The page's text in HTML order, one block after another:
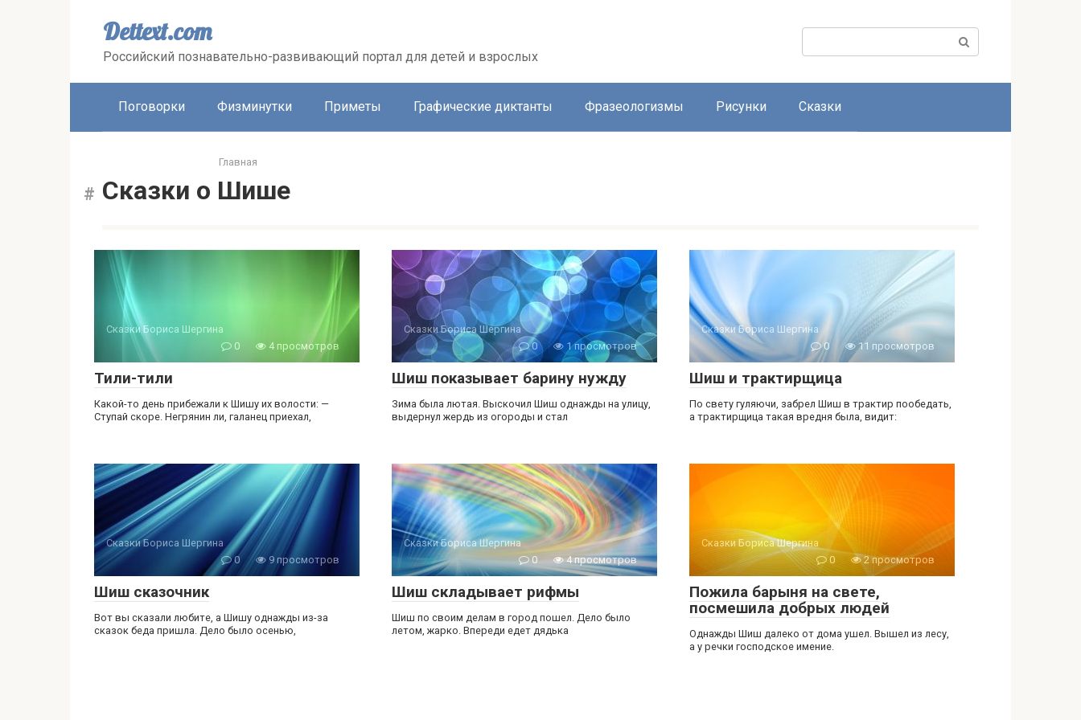
Dettext.com
Российский познавательно-развивающий портал для детей и взрослых
Поиск:
Поговорки Физминутки Приметы Графические диктанты Фразеологизмы Рисунки Сказки
Главная
Сказки о Шише
Сказки Бориса Шергина
0
4 просмотров
Тили-тили
Какой-то день прибежали к Шишу их волости: —
Ступай скоре. Негрянин ли, галанец приехал,
Сказки Бориса Шергина
0
1 просмотров
Шиш показывает барину нужду
Зима была лютая. Выскочил Шиш однажды на улицу,
выдернул жердь из огороды и стал
Сказки Бориса Шергина
0
11 просмотров
Шиш и трактирщица
По свету гуляючи, забрел Шиш в трактир пообедать,
а трактирщица такая вредня была, видит:
Сказки Бориса Шергина
0
9 просмотров
Шиш сказочник
Вот вы сказали любите, а Шишу однажды из-за
сказок беда пришла. Дело было осенью,
Сказки Бориса Шергина
0
4 просмотров
Шиш складывает рифмы
Шиш по своим делам в город пошел. Дело было
летом, жарко. Впереди едет дядька
Сказки Бориса Шергина
0
2 просмотров
Пожила барыня на свете,
посмешила добрых людей
Однажды Шиш далеко от дома ушел. Вышел из лесу,
а у речки господское имение.